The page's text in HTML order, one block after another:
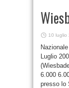
10 luglio
Luglio
6.000
presso lo